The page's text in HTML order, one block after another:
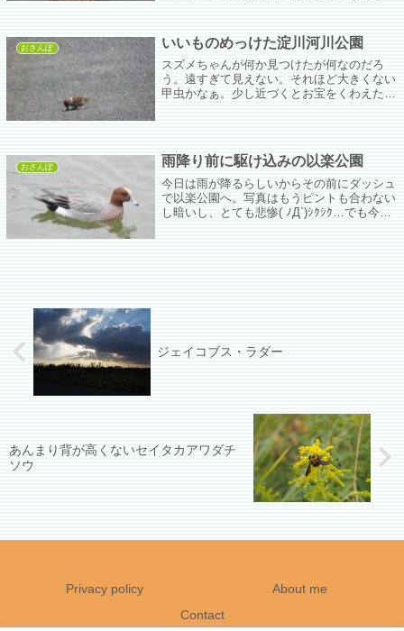
んが気になって川の方を見たらオオバンちゃ
んが...
おさんぽ いいものめっけた淀川河川公園
スズメちゃんが何か見つけたが何なのだろ
う。遠すぎて見えない。それほど大きくない
甲虫かなぁ。少し近づくとお宝をくわえたま
おさんぽ 雨降り前に駆け込みの以楽公園
今日は雨が降るらしいからその前にダッシュ
で以楽公園へ。写真はもうピントも合わない
し暗いし、とても悲惨( ﾉД`)ｼｸｼｸ…でも今日
ジェイコブス・ラダー
あんまり背が高くないセイタカアワダチ
ソウ
Privacy policy
About me
Contact